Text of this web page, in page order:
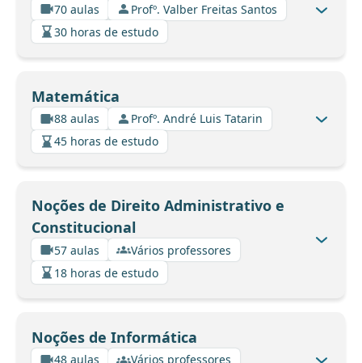
70 aulas
Profº. Valber Freitas Santos
30 horas de estudo
Matemática
88 aulas
Profº. André Luis Tatarin
45 horas de estudo
Noções de Direito Administrativo e
Constitucional
57 aulas
Vários professores
18 horas de estudo
Noções de Informática
48 aulas
Vários professores